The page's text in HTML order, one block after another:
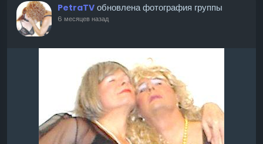
PetraTV обновлена фотография группы
6 месяцев назад